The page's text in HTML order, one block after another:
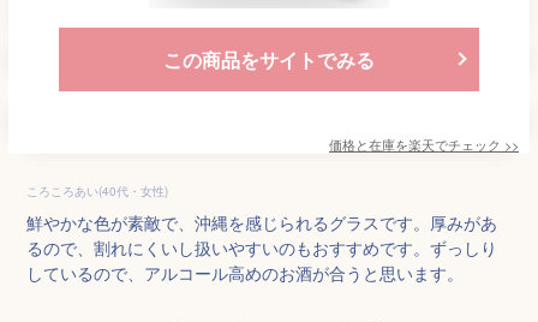
この商品をサイトでみる
価格と在庫を楽天でチェック >>
ころころあい(40代・女性)
鮮やかな色が素敵で、沖縄を感じられるグラスです。厚みがあ
るので、割れにくいし扱いやすいのもおすすめです。ずっしり
しているので、アルコール高めのお酒が合うと思います。